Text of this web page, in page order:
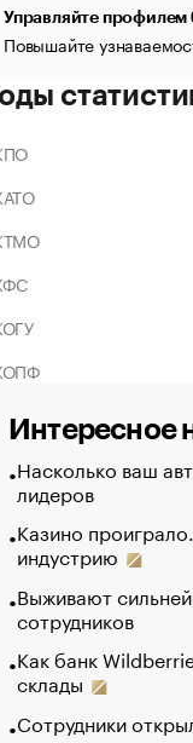
Управляйте профилем
Повышайте
Интересное
Насколько ваш
лидеров
Казино
индустрию
Выживают
сотрудников
Как банк
склады
Сотрудники